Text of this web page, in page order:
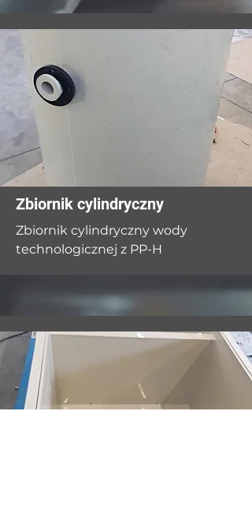
Zbiornik cylindryczny
Zbiornik cylindryczny wody
technologicznej z PP-H